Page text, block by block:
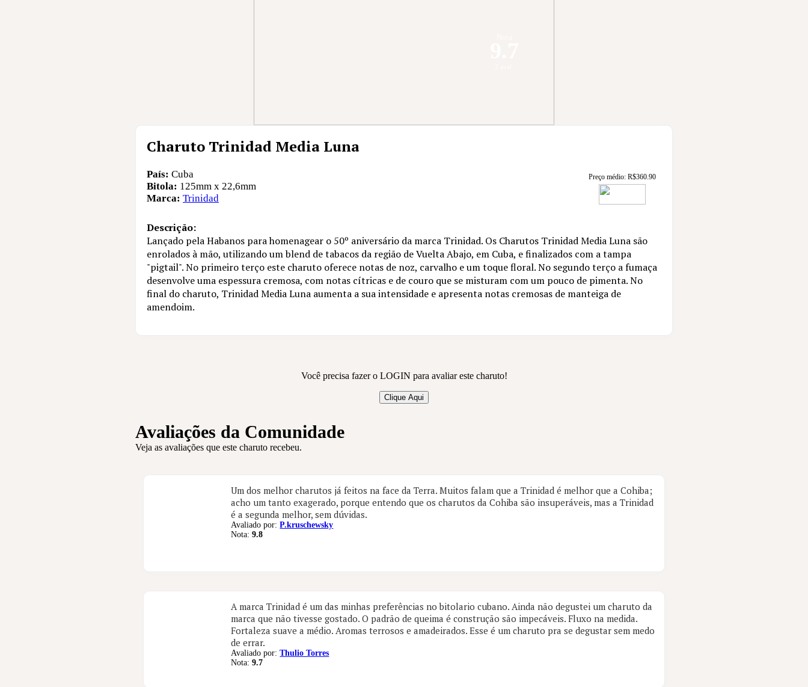
Charuto Trinidad Media Luna
País: Cuba
Bitola: 125mm x 22,6mm
Marca: Trinidad
Preço médio: R$360.90
Descrição:
Lançado pela Habanos para homenagear o 50º aniversário da marca Trinidad. Os Charutos Trinidad Media Luna são
enrolados à mão, utilizando um blend de tabacos da região de Vuelta Abajo, em Cuba, e finalizados com a tampa
"pigtail". No primeiro terço este charuto oferece notas de noz, carvalho e um toque floral. No segundo terço a fumaça
desenvolve uma espessura cremosa, com notas cítricas e de couro que se misturam com um pouco de pimenta. No
final do charuto, Trinidad Media Luna aumenta a sua intensidade e apresenta notas cremosas de manteiga de
amendoim.
Você precisa fazer o LOGIN para avaliar este charuto!
Clique Aqui
Avaliações da Comunidade
Veja as avaliações que este charuto recebeu.
Um dos melhor charutos já feitos na face da Terra. Muitos falam que a Trinidad é melhor que a Cohiba;
acho um tanto exagerado, porque entendo que os charutos da Cohiba são insuperáveis, mas a Trinidad
é a segunda melhor, sem dúvidas.
Avaliado por:P.kruschewsky
Nota:9.8
A marca Trinidad é um das minhas preferências no bitolario cubano. Ainda não degustei um charuto da
marca que não tivesse gostado. O padrão de queima é construção são impecáveis. Fluxo na medida.
Fortaleza suave a médio. Aromas terrosos e amadeirados. Esse é um charuto pra se degustar sem medo
de errar.
Avaliado por:Thulio Torres
Nota:9.7